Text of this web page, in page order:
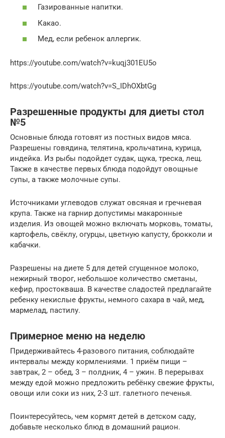
Газированные напитки.
Какао.
Мед, если ребенок аллергик.
https://youtube.com/watch?v=kuqj301EU5o
https://youtube.com/watch?v=S_IDhOXbtGg
Разрешенные продукты для диеты стол
№5
Основные блюда готовят из постных видов мяса.
Разрешены говядина, телятина, крольчатина, курица,
индейка. Из рыбы подойдет судак, щука, треска, лещ.
Также в качестве первых блюда подойдут овощные
супы, а также молочные супы.
Источниками углеводов служат овсяная и гречневая
крупа. Также на гарнир допустимы макаронные
изделия. Из овощей можно включать морковь, томаты,
картофель, свёклу, огурцы, цветную капусту, брокколи и
кабачки.
Разрешены на диете 5 для детей сгущенное молоко,
нежирный творог, небольшое количество сметаны,
кефир, простокваша. В качестве сладостей предлагайте
ребенку некислые фрукты, немного сахара в чай, мед,
мармелад, пастилу.
Примерное меню на неделю
Придерживайтесь 4-разового питания, соблюдайте
интервалы между кормлениями. 1 приём пищи –
завтрак, 2 – обед, 3 – полдник, 4 – ужин. В перерывах
между едой можно предложить ребёнку свежие фрукты,
овощи или соки из них, 2-3 шт. галетного печенья.
Поинтересуйтесь, чем кормят детей в детском саду,
добавьте несколько блюд в домашний рацион.